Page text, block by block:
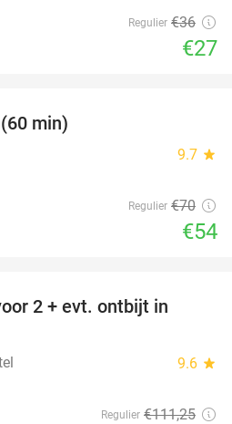
Regulier €36
€27
min)
9.7 star
Regulier €70
€54
2 + evt. ontbijt in
9.6 star
Regulier €111,25